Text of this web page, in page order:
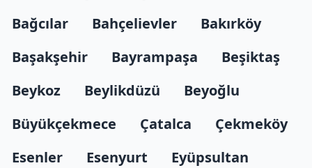
Bağcılar
Bahçelievler
Bakırköy
Başakşehir
Bayrampaşa
Beşiktaş
Beykoz
Beylikdüzü
Beyoğlu
Büyükçekmece
Çatalca
Çekmeköy
Esenler
Esenyurt Eyüpsultan